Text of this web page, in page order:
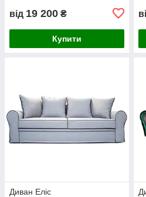
від 19 200 ₴
Купити
Диван Еліс